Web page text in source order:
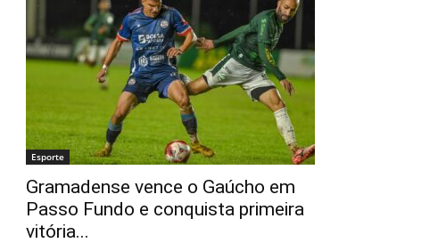
Esporte
Gramadense vence o Gaúcho em
Passo Fundo e conquista primeira
vitória...